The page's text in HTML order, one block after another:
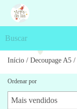
Início / Decoupage A5 /
Ordenar por